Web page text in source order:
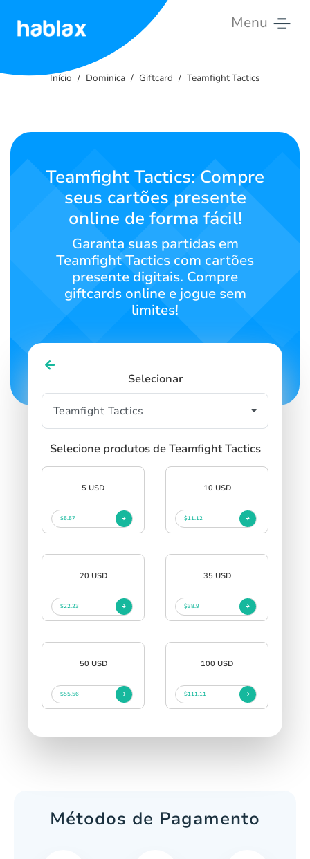
Menu
Tarifas
Contate-
Português
SIGN UP
Início Dominica Giftcard Teamfight Tactics
Teamfight Tactics: Compre
seus cartões presente
online de forma fácil!
Garanta suas partidas em
Teamfight Tactics com cartões
presente digitais. Compre
giftcards online e jogue sem
limites!
Selecionar
Selecione produtos de Teamfight Tactics
5 USD
$5.57
10 USD
$11.12
20 USD
$22.23
35 USD
$38.9
50 USD
$55.56
100 USD
$111.11
Métodos de Pagamento